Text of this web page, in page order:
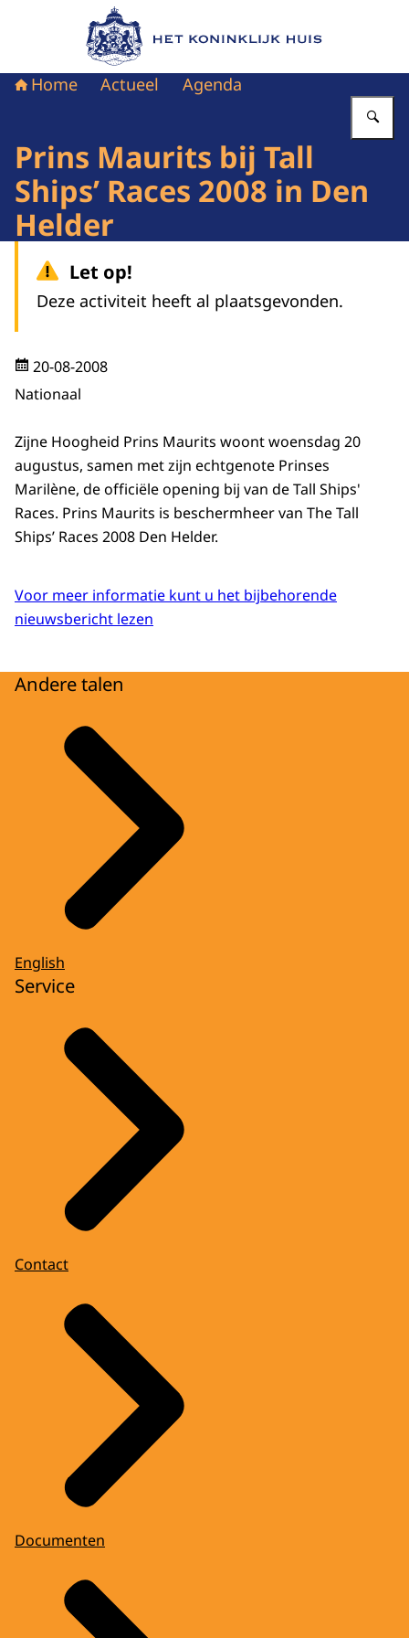
Naar de homepage van Het Koninklijk Huis
Home Actueel Agenda
Prins Maurits bij Tall
Ships’ Races 2008 in Den
Helder
Let op!
Deze activiteit heeft al plaatsgevonden.
20-08-2008
Nationaal
Zijne Hoogheid Prins Maurits woont woensdag 20
augustus, samen met zijn echtgenote Prinses
Marilène, de officiële opening bij van de Tall Ships'
Races. Prins Maurits is beschermheer van The Tall
Ships’ Races 2008 Den Helder.
Voor meer informatie kunt u het bijbehorende
nieuwsbericht lezen
Andere talen
English
Service
Contact
Documenten